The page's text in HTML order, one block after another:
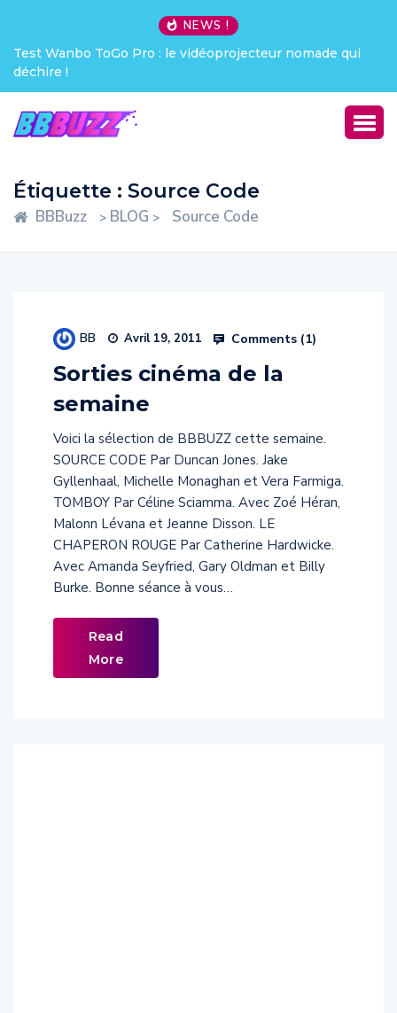
NEWS !
Test Wanbo ToGo Pro : le vidéoprojecteur nomade qui
déchire !
Étiquette : Source Code
BBBuzz > BLOG > Source Code
BB Avril 19, 2011 Comments (1)
Sorties cinéma de la
semaine
Voici la sélection de BBBUZZ cette semaine.
SOURCE CODE Par Duncan Jones. Jake
Gyllenhaal, Michelle Monaghan et Vera Farmiga.
TOMBOY Par Céline Sciamma. Avec Zoé Héran,
Malonn Lévana et Jeanne Disson. LE
CHAPERON ROUGE Par Catherine Hardwicke.
Avec Amanda Seyfried, Gary Oldman et Billy
Burke. Bonne séance à vous…
Read
More